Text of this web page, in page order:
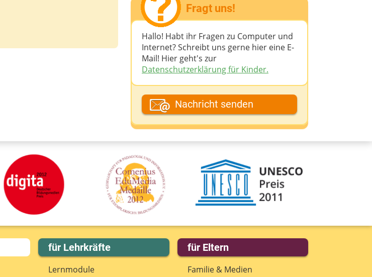
Fragt uns!
Hallo! Habt ihr Fragen zu Computer und
Internet? Schreibt uns gerne hier eine E-
Mail! Hier geht's zur
Datenschutzerklärung für Kinder.
Dein Fantasiename
Deine E-Mail-Adresse (wenn du eine
Deine Nachricht
Nachricht senden
für Lehrkräfte
Lernmodule
für Eltern
Familie & Medien